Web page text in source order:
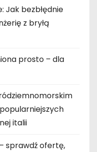
Jak bezbłędnie
z bryłą
prosto – dla
italii
sprawdź ofertę,